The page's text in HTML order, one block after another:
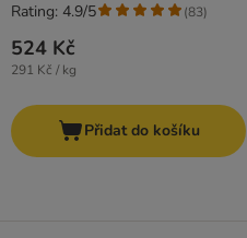
524 Kč
291 Kč / kg
Rating: 4.9/5 (83)
Přidat do košíku